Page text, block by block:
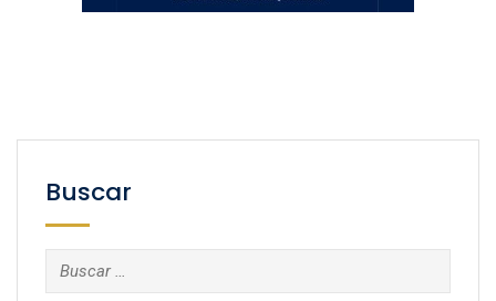
Buscar
Buscar: